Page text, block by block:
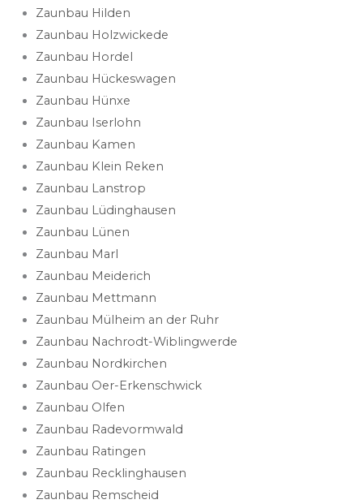
Zaunbau Hilden
Zaunbau Holzwickede
Zaunbau Hordel
Zaunbau Hückeswagen
Zaunbau Hünxe
Zaunbau Iserlohn
Zaunbau Kamen
Zaunbau Klein Reken
Zaunbau Lanstrop
Zaunbau Lüdinghausen
Zaunbau Lünen
Zaunbau Marl
Zaunbau Meiderich
Zaunbau Mettmann
Zaunbau Mülheim an der Ruhr
Zaunbau Nachrodt-Wiblingwerde
Zaunbau Nordkirchen
Zaunbau Oer-Erkenschwick
Zaunbau Olfen
Zaunbau Radevormwald
Zaunbau Ratingen
Zaunbau Recklinghausen
Zaunbau Remscheid